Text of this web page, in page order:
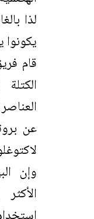
لذا
قام
عن
وإن